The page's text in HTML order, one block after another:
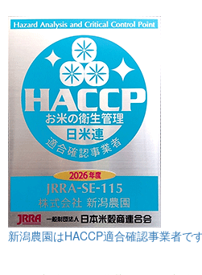
新潟農園はHACCP適合確認事業者です